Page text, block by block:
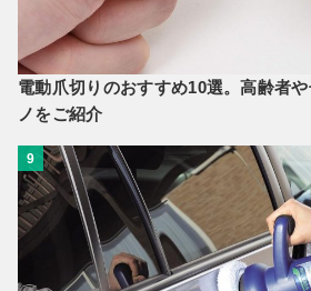
電動爪切りのおすすめ10選。高齢者
ノをご紹介
9